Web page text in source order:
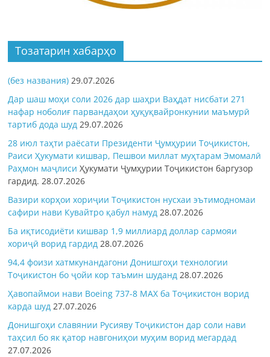
Тозатарин хабарҳо
(без названия) 29.07.2026
Дар шаш моҳи соли 2026 дар шаҳри Ваҳдат нисбати 271
нафар ноболиғ парвандаҳои ҳуқуқвайронкунии маъмурӣ
тартиб дода шуд 29.07.2026
28 июл таҳти раёсати Президенти Ҷумҳурии Тоҷикистон,
Раиси Ҳукумати кишвар, Пешвои миллат муҳтарам Эмомалӣ
Раҳмон маҷлисиҲукумати Ҷумҳурии Тоҷикистон баргузор
гардид.28.07.2026
Вазири корҳои хориҷии Тоҷикистон нусхаи эътимодномаи
сафири нави Кувайтро қабул намуд 28.07.2026
Ба иқтисодиёти кишвар 1,9 миллиард доллар сармояи
хориҷӣ ворид гардид 28.07.2026
94,4 фоизи хатмкунандагони Донишгоҳи технологии
Тоҷикистон бо ҷойи кор таъмин шуданд 28.07.2026
Ҳавопаймои нави Boeing 737-8 MAX ба Тоҷикистон ворид
карда шуд 27.07.2026
Донишгоҳи славянии Русияву Тоҷикистон дар соли нави
таҳсил бо як қатор навгониҳои муҳим ворид мегардад
27.07.2026